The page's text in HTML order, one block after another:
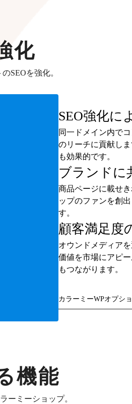
化
SEOを強化。
SEO強化に
同一ドメイン内で
のリーチに貢献し
も効果的です。
ブランドに
商品ページに載せ
ップのファンを創
す。
顧客満足度
オウンドメディア
価値を市場にアピ
もつながります。
カラーミーWPオプシ
機能
ーミーショップ。